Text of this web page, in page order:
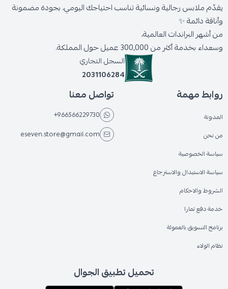
يقدّم ملابس رجالية ونسائية تناسب احتياجك اليومي، بجودة مضمونة
وأناقة دائمة ✨
من أشهر البراندات العالمية،
وسعداء بخدمة أكثر من 300,000 عميل حول المملكة.
السجل التجاري
2031106284
روابط مهمة
المدونة
من نحن
سياسة الخصوصية
سياسة الاستبدال والاسترجاع
الشروط والاحكام
خدمة دفع تمارا
برنامج التسويق بالعمولة
نظام الولاء
تواصل معنا
+966566229730
eseven.store@gmail.com
تحميل تطبيق الجوال